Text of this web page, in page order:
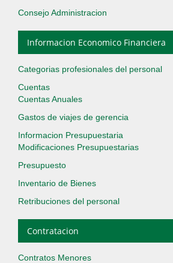
Consejo Administracion
Informacion Economico Financiera
Categorias profesionales del personal
Cuentas
Cuentas Anuales
Gastos de viajes de gerencia
Informacion Presupuestaria
Modificaciones Presupuestarias
Presupuesto
Inventario de Bienes
Retribuciones del personal
Contratacion
Contratos Menores